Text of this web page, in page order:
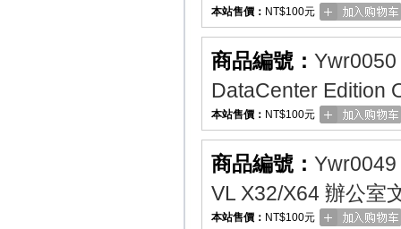
本站售價： NT$100元
商品編號： Ywr0050
DataCenter Edition
本站售價： NT$100元
商品編號： Ywr0049
VL X32/X64 辦公室
本站售價： NT$100元